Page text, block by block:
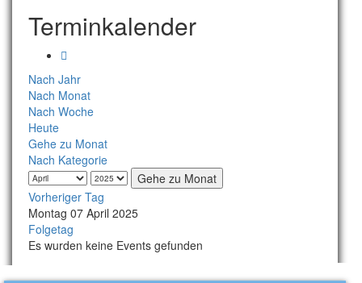
Terminkalender
Nach Jahr
Nach Monat
Nach Woche
Heute
Gehe zu Monat
Nach Kategorie
Gehe zu Monat
Vorheriger Tag
Montag 07 April 2025
Folgetag
Es wurden keine Events gefunden